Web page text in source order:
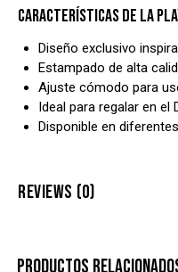
CARACTERÍSTICAS DE LA
Diseño exclusivo
Estampado de alta
Ajuste cómodo para
Ideal para regalar en el
Disponible en
REVIEWS (0)